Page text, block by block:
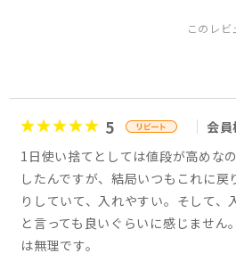
このレビ
5 会員
1日使い捨てとしては値段が高めな
したんですが、結局いつもこれに戻
りしていて、入れやすい。そして、
と言っても良いぐらいに感じません
は無理です。